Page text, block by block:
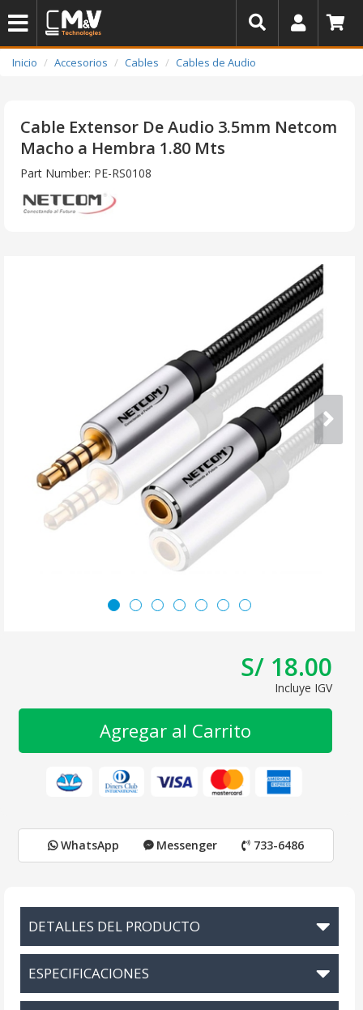
Inicio Accesorios Cables Cables de Audio
Cable Extensor De Audio 3.5mm Netcom
Macho a Hembra 1.80 Mts
Part Number: PE-RS0108
S/ 18.00
Incluye IGV
Agregar al Carrito
WhatsApp Messenger 733-6486
DETALLES DEL PRODUCTO
ESPECIFICACIONES